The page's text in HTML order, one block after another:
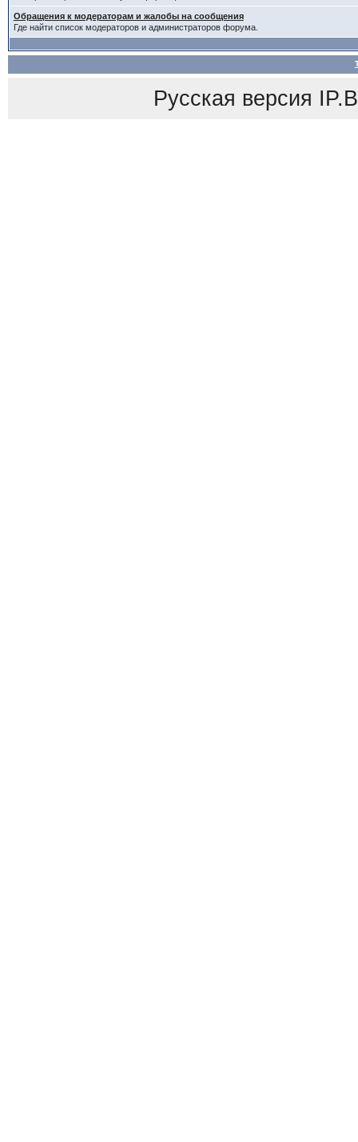
Обращения к модераторам и жалобы на сообщения
Где найти список модераторов и администраторов форума.
Русская версия